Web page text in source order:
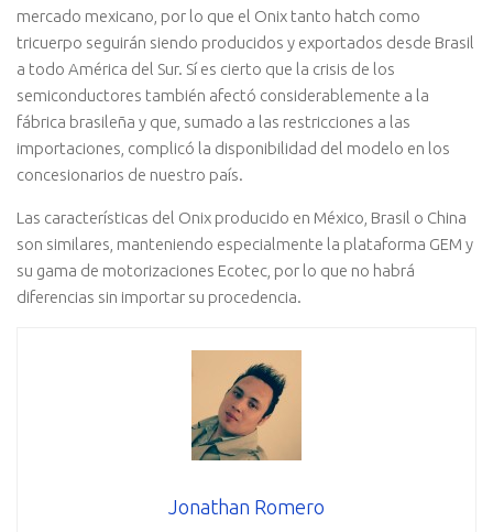
mercado mexicano, por lo que el Onix tanto hatch como
tricuerpo seguirán siendo producidos y exportados desde Brasil
a todo América del Sur. Sí es cierto que la crisis de los
semiconductores también afectó considerablemente a la
fábrica brasileña y que, sumado a las restricciones a las
importaciones, complicó la disponibilidad del modelo en los
concesionarios de nuestro país.
Las características del Onix producido en México, Brasil o China
son similares, manteniendo especialmente la plataforma GEM y
su gama de motorizaciones Ecotec, por lo que no habrá
diferencias sin importar su procedencia.
Jonathan Romero